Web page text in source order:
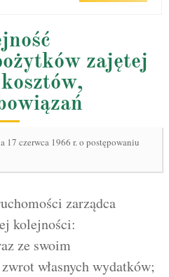
zajętej
17 czerwca 1966 r. o postępowaniu
zarządca
kolejności:
ze swoim
własnych wydatków;